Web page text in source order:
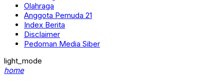
Olahraga
Anggota Pemuda 21
Index Berita
Disclaimer
Pedoman Media Siber
light_mode
home